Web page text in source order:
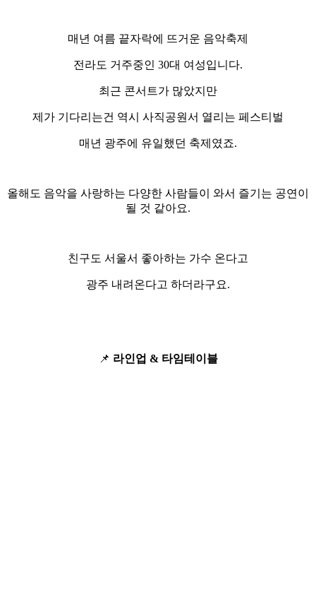
매년 여름 끝자락에 뜨거운 음악축제
전라도 거주중인 30대 여성입니다.
최근 콘서트가 많았지만
제가 기다리는건 역시 사직공원서 열리는 페스티벌
매년 광주에 유일했던 축제였죠.
올해도 음악을 사랑하는 다양한 사람들이 와서 즐기는 공연이
될 것 같아요.
친구도 서울서 좋아하는 가수 온다고
광주 내려온다고 하더라구요.
📌 라인업 & 타임테이블